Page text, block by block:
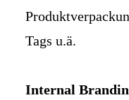
Tags u.ä.
Internal